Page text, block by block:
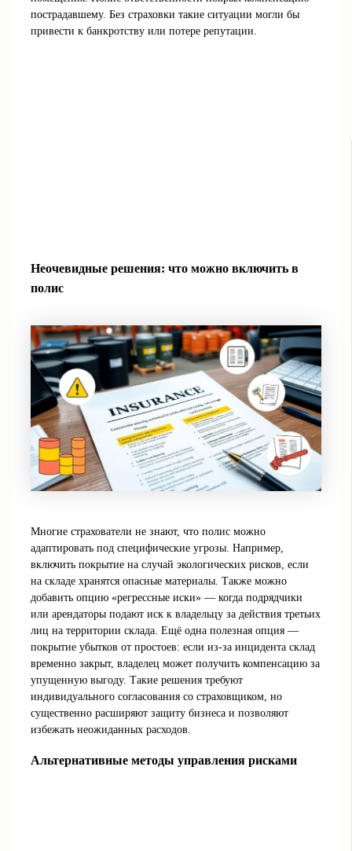
пострадавшему. Без страховки такие ситуации могли бы
привести к банкротству или потере репутации.
Неочевидные решения: что можно включить в
полис
Многие страхователи не знают, что полис можно
адаптировать под специфические угрозы. Например,
включить покрытие на случай экологических рисков, если
на складе хранятся опасные материалы. Также можно
добавить опцию «регрессные иски» — когда подрядчики
или арендаторы подают иск к владельцу за действия третьих
лиц на территории склада. Ещё одна полезная опция —
покрытие убытков от простоев: если из-за инцидента склад
временно закрыт, владелец может получить компенсацию за
упущенную выгоду. Такие решения требуют
индивидуального согласования со страховщиком, но
существенно расширяют защиту бизнеса и позволяют
избежать неожиданных расходов.
Альтернативные методы управления рисками